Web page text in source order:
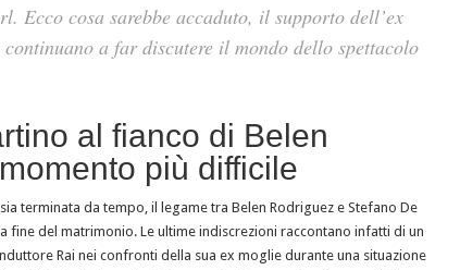
Ecco cosa sarebbe accaduto, il supporto dell’ex
a far discutere il mondo dello spettacolo
al fianco di Belen
più difficile
terminata da tempo, il legame tra Belen Rodriguez e Stefano De
fine del matrimonio. Le ultime indiscrezioni raccontano infatti di un
Rai nei confronti della sua ex moglie durante una situazione